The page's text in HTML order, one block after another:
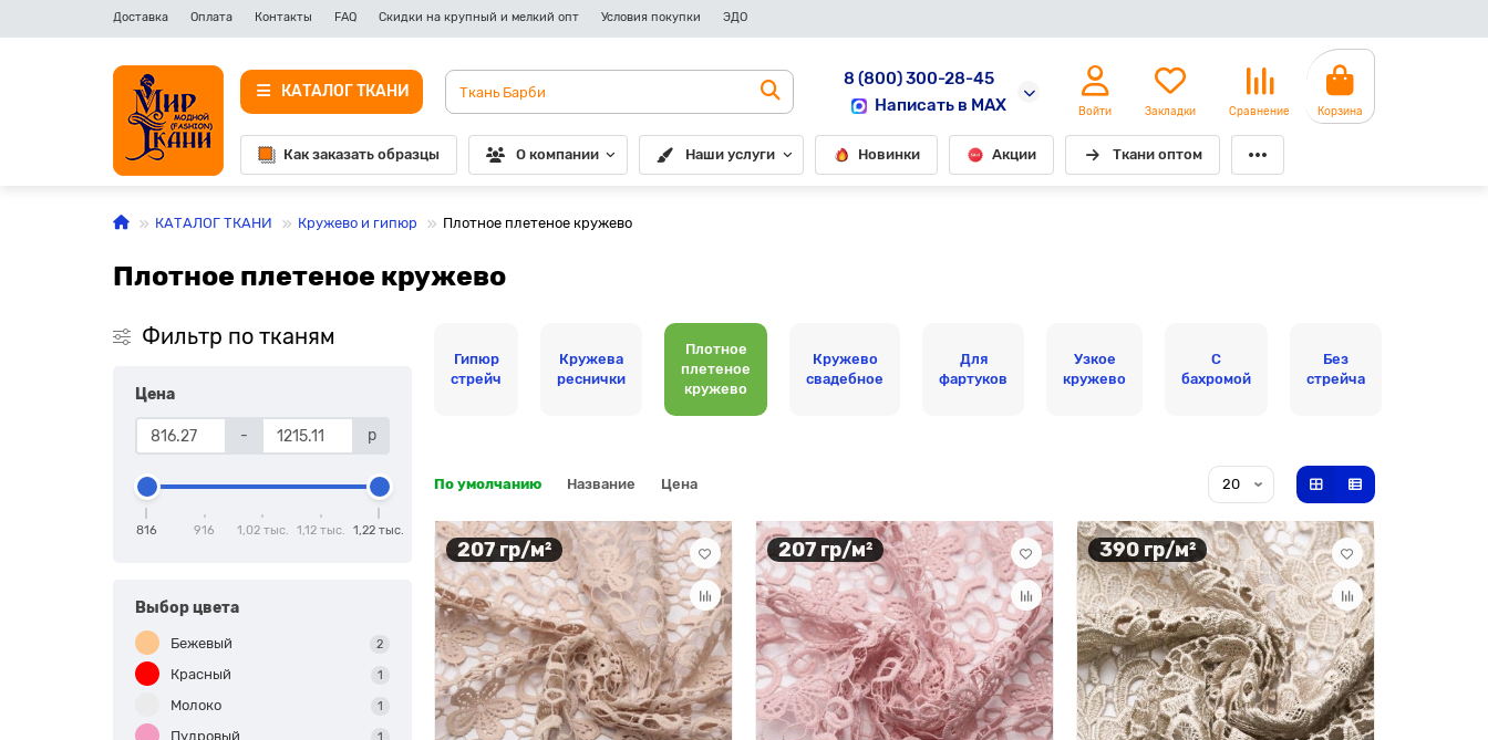
Доставка Оплата Контакты FAQ Скидки на крупный и мелкий опт Условия покупки ЭДО
КАТАЛОГ ТКАНИ
8 (800) 300-28-45
Написать в MAX
Войти Закладки Сравнение Корзина
Как заказать образцы О компании Наши услуги Новинки Акции Ткани оптом
КАТАЛОГ ТКАНИ Кружево и гипюр Плотное плетеное кружево
Плотное плетеное кружево
Фильтр по тканям
Цена
- р
816 916 1,02 тыс. 1,12 тыс. 1,22 тыс.
Выбор цвета
Бежевый 2
Красный 1
Молоко 1
Пудровый
Гипюр
стрейч
Кружева
реснички
Плотное
плетеное
кружево
Кружево
свадебное
Для
фартуков
Узкое
кружево
С
бахромой
Без
стрейча
По умолчанию Название Цена
207 гр/м² 207 гр/м² 390 гр/м²